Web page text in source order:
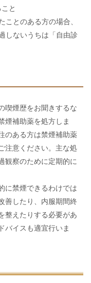
と
とのある方の場合、
しないうちは「自由診
喫煙歴をお聞きするな
煙補助薬を処方しま
のある方は禁煙補助薬
注意ください。主な処
観察のために定期的に
に禁煙できるわけでは
善したり、内服期間終
整えたりする必要があ
バイスも適宜行いま